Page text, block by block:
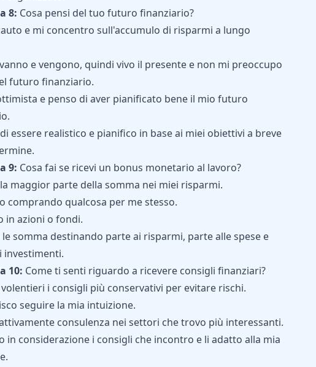
8: Cosa pensi del tuo futuro finanziario?
e mi concentro sull'accumulo di risparmi a lungo
e vengono, quindi vivo il presente e non mi preoccupo
futuro finanziario.
e penso di aver pianificato bene il mio futuro
essere realistico e pianifico in base ai miei obiettivi a breve
9: Cosa fai se ricevi un bonus monetario al lavoro?
maggior parte della somma nei miei risparmi.
comprando qualcosa per me stesso.
in azioni o fondi.
le somma destinando parte ai risparmi, parte alle spese e
investimenti.
10: Come ti senti riguardo a ricevere consigli finanziari?
volentieri i consigli più conservativi per evitare rischi.
seguire la mia intuizione.
consulenza nei settori che trovo più interessanti.
in considerazione i consigli che incontro e li adatto alla mia